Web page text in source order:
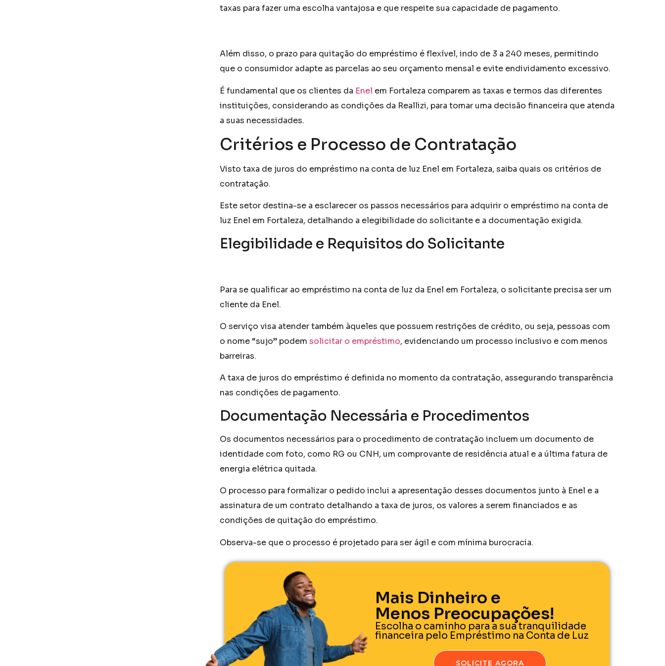
taxas para fazer uma escolha vantajosa e que respeite sua capacidade de pagamento.
Além disso, o prazo para quitação do empréstimo é flexível, indo de 3 a 240 meses, permitindo
que o consumidor adapte as parcelas ao seu orçamento mensal e evite endividamento excessivo.
É fundamental que os clientes da Enel em Fortaleza comparem as taxas e termos das diferentes
instituições, considerando as condições da Reallizi, para tomar uma decisão financeira que atenda
a suas necessidades.
Critérios e Processo de Contratação
Visto taxa de juros do empréstimo na conta de luz Enel em Fortaleza, saiba quais os critérios de
contratação.
Este setor destina-se a esclarecer os passos necessários para adquirir o empréstimo na conta de
luz Enel em Fortaleza, detalhando a elegibilidade do solicitante e a documentação exigida.
Elegibilidade e Requisitos do Solicitante
Para se qualificar ao empréstimo na conta de luz da Enel em Fortaleza, o solicitante precisa ser um
cliente da Enel.
O serviço visa atender também àqueles que possuem restrições de crédito, ou seja, pessoas com
o nome “sujo” podem solicitar o empréstimo, evidenciando um processo inclusivo e com menos
barreiras.
A taxa de juros do empréstimo é definida no momento da contratação, assegurando transparência
nas condições de pagamento.
Documentação Necessária e Procedimentos
Os documentos necessários para o procedimento de contratação incluem um documento de
identidade com foto, como RG ou CNH, um comprovante de residência atual e a última fatura de
energia elétrica quitada.
O processo para formalizar o pedido inclui a apresentação desses documentos junto à Enel e a
assinatura de um contrato detalhando a taxa de juros, os valores a serem financiados e as
condições de quitação do empréstimo.
Observa-se que o processo é projetado para ser ágil e com mínima burocracia.
Mais Dinheiro e
Menos Preocupações!
Escolha o caminho para a sua tranquilidade
financeira pelo Empréstimo na Conta de Luz
SOLICITE AGORA